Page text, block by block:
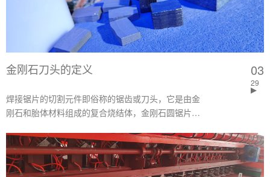
金刚石刀头的定义
焊接锯片的切割元件即俗称的锯齿或刀头，它是由金
刚石和胎体材料组成的复合烧结体，金刚石圆锯片是
03
29